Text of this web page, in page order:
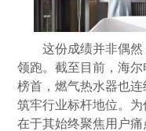
这份成绩并非偶
领跑。截至目前，海
榜首，燃气热水器也
筑牢行业标杆地位。
在于其始终聚焦用户